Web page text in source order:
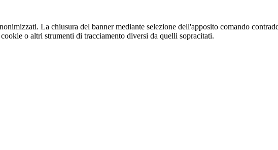
La chiusura del banner mediante selezione dell'apposito comando
o altri strumenti di tracciamento diversi da quelli sopracitati.